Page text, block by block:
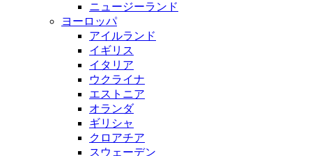
ニュージーランド
ヨーロッパ
アイルランド
イギリス
イタリア
ウクライナ
エストニア
オランダ
ギリシャ
クロアチア
スウェーデン